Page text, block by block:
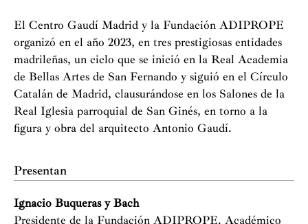
El Centro Gaudí Madrid y la Fundación ADIPROPE
organizó en el año 2023, en tres prestigiosas entidades
madrileñas, un ciclo que se inició en la Real Academia
de Bellas Artes de San Fernando y siguió en el Círculo
Catalán de Madrid, clausurándose en los Salones de la
Real Iglesia parroquial de San Ginés, en torno a la
figura y obra del arquitecto Antonio Gaudí.
Presentan
Ignacio Buqueras y Bach
Presidente de la Fundación ADIPROPE. Académico